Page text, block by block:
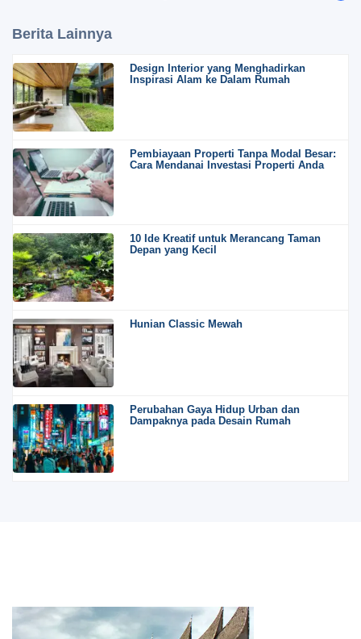
Berita Lainnya
Design Interior yang Menghadirkan
Inspirasi Alam ke Dalam Rumah
Pembiayaan Properti Tanpa Modal Besar:
Cara Mendanai Investasi Properti Anda
10 Ide Kreatif untuk Merancang Taman
Depan yang Kecil
Hunian Classic Mewah
Perubahan Gaya Hidup Urban dan
Dampaknya pada Desain Rumah